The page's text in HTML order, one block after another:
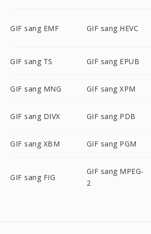
GIF sang EMF GIF sang HEVC
GIF sang TS GIF sang EPUB
GIF sang MNG GIF sang XPM
GIF sang DIVX GIF sang PDB
GIF sang XBM GIF sang PGM
GIF sang FIG
GIF sang MPEG-
2